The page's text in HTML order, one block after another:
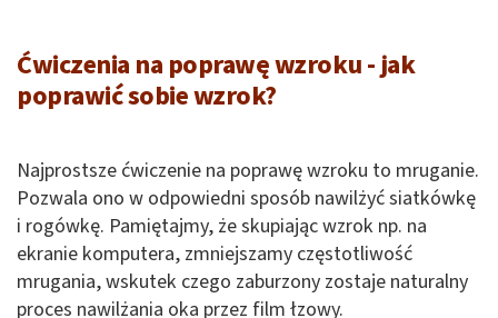
Ćwiczenia na poprawę wzroku - jak
poprawić sobie wzrok?
Najprostsze ćwiczenie na poprawę wzroku to mruganie.
Pozwala ono w odpowiedni sposób nawilżyć siatkówkę
i rogówkę. Pamiętajmy, że skupiając wzrok np. na
ekranie komputera, zmniejszamy częstotliwość
mrugania, wskutek czego zaburzony zostaje naturalny
proces nawilżania oka przez film łzowy.